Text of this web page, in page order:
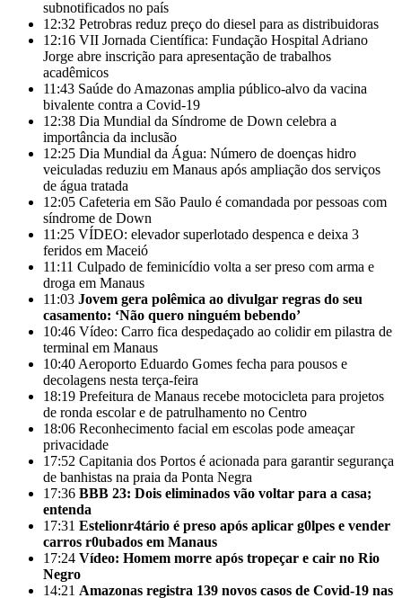
subnotificados no país
12:32 Petrobras reduz preço do diesel para as distribuidoras
12:16 VII Jornada Científica: Fundação Hospital Adriano
Jorge abre inscrição para apresentação de trabalhos
acadêmicos
11:43 Saúde do Amazonas amplia público-alvo da vacina
bivalente contra a Covid-19
12:38 Dia Mundial da Síndrome de Down celebra a
importância da inclusão
12:25 Dia Mundial da Água: Número de doenças hidro
veiculadas reduziu em Manaus após ampliação dos serviços
de água tratada
12:05 Cafeteria em São Paulo é comandada por pessoas com
síndrome de Down
11:25 VÍDEO: elevador superlotado despenca e deixa 3
feridos em Maceió
11:11 Culpado de feminicídio volta a ser preso com arma e
droga em Manaus
11:03 Jovem gera polêmica ao divulgar regras do seu
casamento: ‘Não quero ninguém bebendo’
10:46 Vídeo: Carro fica despedaçado ao colidir em pilastra de
terminal em Manaus
10:40 Aeroporto Eduardo Gomes fecha para pousos e
decolagens nesta terça-feira
18:19 Prefeitura de Manaus recebe motocicleta para projetos
de ronda escolar e de patrulhamento no Centro
18:06 Reconhecimento facial em escolas pode ameaçar
privacidade
17:52 Capitania dos Portos é acionada para garantir segurança
de banhistas na praia da Ponta Negra
17:36 BBB 23: Dois eliminados vão voltar para a casa;
entenda
17:31 Estelionr4tário é preso após aplicar g0lpes e vender
carros r0ubados em Manaus
17:24 Vídeo: Homem morre após tropeçar e cair no Rio
Negro
14:21 Amazonas registra 139 novos casos de Covid-19 nas